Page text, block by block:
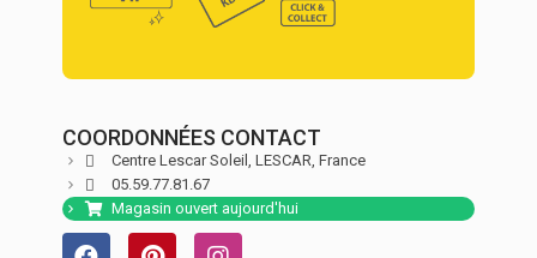
COORDONNÉES CONTACT
Centre Lescar Soleil, LESCAR, France
05.59.77.81.67
Magasin ouvert aujourd'hui